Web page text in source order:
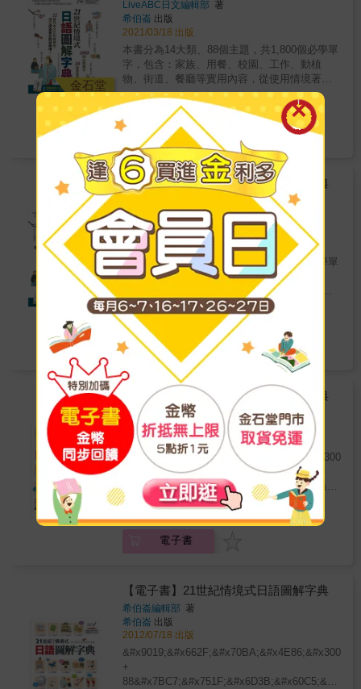
猛進！
候，也可以成為練習聽力的絕佳時刻！本書所
附之中日發聲MP3 QR Code，是由三位發音精
準的日籍老師所錄製，共收錄全書2800個漢
字、超過22000個字彙，音檔總時數共30個小時
以上！隨時隨地邊聽邊記，讓大量的單字成為
你的背景音樂，學習自然效率加倍不再怕「直
接」聽到日語！ & 本書開頭先將日語音讀、訓
讀作簡單扼要的說明，之後針對每個漢字分別
列出音讀和訓讀的唸法並舉出常用的詞語，讓
讀者能在學習上對音讀、訓讀有舉一反三之
效。注音符號的書眉設計讓檢索更加快速，書
末也一併附上筆劃與音檔索引，相信結合了書
本上的知識與中日發聲MP3的幫助，此書必是
金石堂
LiveABC日文編輯部 著
希伯崙 出版
2021/03/18 出版
本書分為14大類、88個主題，共1,800個必學單
字，包含：家族、用餐、校園、工作、動植
物、街道、餐廳等實用內容，從使用情境著
手，繪出一幅幅生動的圖解插畫，讓背誦單字
也可以很有趣又有效率。圖解單字依據主題會
將相關的單字彙整，並標示日文、中文，以及
羅馬拼音幫助讀者正確發音，另外還加上「重
音」的標示，提醒讀者不同音節會有不同高低
音的念法。情境會話每篇主題都有一篇實用會
話，採中日對照，方便閱讀與學習。在進入會
話前，會先提供給讀者一句從對話中挑選出生
活常用到的『實用句』，可記下並活用於日常
生活中。輕鬆小品本書收錄22則「輕鬆小品」
單元包括了參加日本婚禮時的禮儀、泡日本的
溫泉、澡堂時候需要注意的事情等，對於想去
日本旅行和考慮留學的人提供了許多有用的資
訊。電腦互動學習軟體功能齊全，隨點隨唸輕
鬆學習網路下載的電腦互動學習軟體，收錄書
中所有圖解畫面，圖片中所有單字皆可隨點隨
唸，還有專業日籍老師所錄製的朗讀MP3，讓
讀者聽到正確發音，軟體中還設計了錄音練
習、反覆朗讀、中文翻譯等實用功能，讀者除
了可以聽單字、會話加強聽力，還可以隨時透
過錄音功能說日語，實際演練多聽多說，日語
不進步也難。附圖解美食日語別冊全新增訂版
特別贈送圖解美食日語別冊，集結了8大主題的
日本美食，讓您以最實用、生動的方式學日
語，還能更了解道地日本文化。
75 折 特價 374 元
電子書
Readmoo
【電子書】21世紀情境式日語圖解字典
（全新增訂版）
LiveABC日文編輯部著
希伯崙出版
2021/03/18 出版
本書分為14大類、88個主題，共1,800個必學單
字，包含：家族、用餐、校園、工作、動植
物、街道、餐廳等實用內容，從使用情境著
手，繪出一幅幅生動的圖解插畫，讓背誦單字
也可以很有趣又有效率。圖解單字依據主題會
將相關的單字彙整，並標示日文、中文，以及
羅馬拼音幫助讀者正確發音，另外還加上「重
音」的標示，提醒讀者不同音節會有不同高低
音的念法。情境會話每篇主題都有一篇實用會
話，採中日對照，方便閱讀與學習。在進入會
話前，會先提供給讀者一句從對話中挑選出生
活常用到的『實用句』，可記下並活用於日常
生活中。輕鬆小品本書收錄22則「輕鬆小品」
單元包括了參加日本婚禮時的禮儀、泡日本的
溫泉、澡堂時候需要注意的事情等，對於想去
日本旅行和考慮留學的人提供了許多有用的資
訊。電腦互動學習軟體功能齊全，隨點隨唸輕
鬆學習網路下載的電腦互動學習軟體，收錄書
中所有圖解畫面，圖片中所有單字皆可隨點隨
唸，還有專業日籍老師所錄製的朗讀MP3，讓
讀者聽到正確發音，軟體中還設計了錄音練
過錄音功能說日語，實際演練多聽多說，日語
不進步也難。附圖解美食日語別冊全新增訂版
特別贈送圖解美食日語別冊，集結了8大主題的
日本美食，讓您以最實用、生動的方式學日
語，還能更了解道地日本文化。
特價 374 元
電子書
Readmoo
【電子書】21世紀情境式日語圖解字典
希伯崙編輯部著
希伯崙出版
2012/07/18 出版
+
374 元
電子書
【電子書】21世紀情境式日語圖解字典
希伯崙編輯部 著
希伯崙 出版
2012/07/18 出版
+